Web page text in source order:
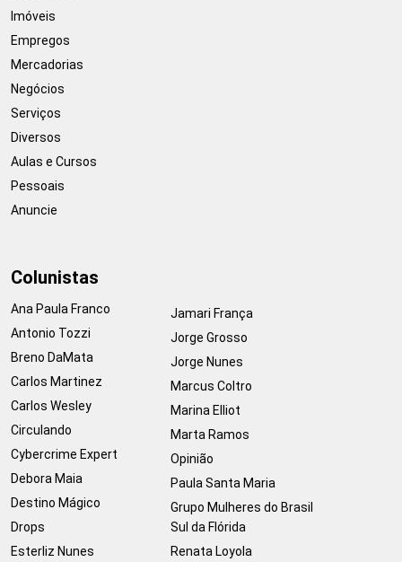
Imóveis
Empregos
Mercadorias
Negócios
Serviços
Diversos
Aulas e Cursos
Pessoais
Anuncie
Colunistas
Ana Paula Franco
Antonio Tozzi
Breno DaMata
Carlos Martinez
Carlos Wesley
Circulando
Cybercrime Expert
Debora Maia
Destino Mágico
Drops
Esterliz Nunes
Jamari França
Jorge Grosso
Jorge Nunes
Marcus Coltro
Marina Elliot
Marta Ramos
Opinião
Paula Santa Maria
Grupo Mulheres do Brasil
Sul da Flórida
Renata Loyola